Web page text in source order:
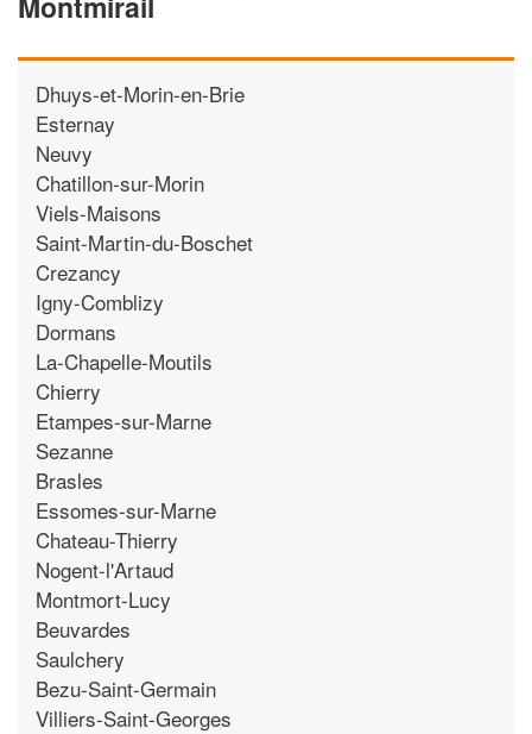
Dhuys-et-Morin-en-Brie
Esternay
Neuvy
Chatillon-sur-Morin
Viels-Maisons
Saint-Martin-du-Boschet
Crezancy
Igny-Comblizy
Dormans
La-Chapelle-Moutils
Chierry
Etampes-sur-Marne
Sezanne
Brasles
Essomes-sur-Marne
Chateau-Thierry
Nogent-l'Artaud
Montmort-Lucy
Beuvardes
Saulchery
Bezu-Saint-Germain
Villiers-Saint-Georges